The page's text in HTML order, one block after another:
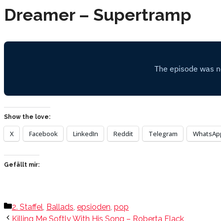
Dreamer – Supertramp
Show the love:
X Facebook LinkedIn Reddit Telegram
Gefällt mir:
Kategorien
2. Staffel, Ballads, epsioden, pop
Killing Me Softly With His Song – Roberta Flack